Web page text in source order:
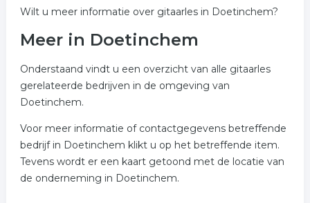
Wilt u meer informatie over gitaarles in Doetinchem?
Meer in Doetinchem
Onderstaand vindt u een overzicht van alle gitaarles
gerelateerde bedrijven in de omgeving van
Doetinchem.
Voor meer informatie of contactgegevens betreffende
bedrijf in Doetinchem klikt u op het betreffende item.
Tevens wordt er een kaart getoond met de locatie van
de onderneming in Doetinchem.